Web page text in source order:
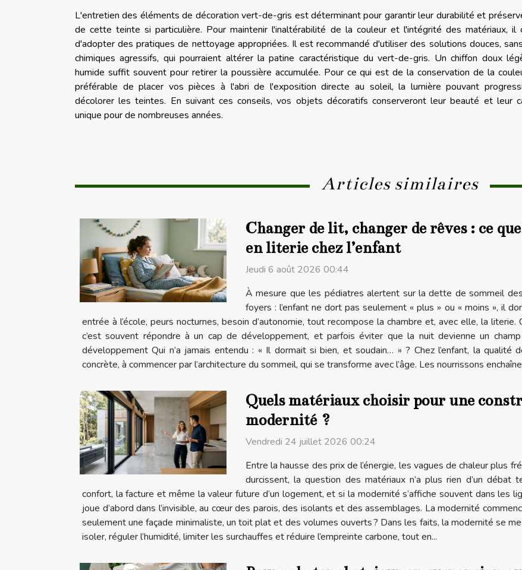
L'entretien des éléments de décoration vert-de-gris est déterminant pour garantir leur durabilité et
de cette teinte si particulière. Pour maintenir l'inaltérabilité de la couleur et l'intégrité des matériaux, il
d'adopter des pratiques de nettoyage appropriées. Il est recommandé d'utiliser des solutions douces,
chimiques agressifs, qui pourraient altérer la patine caractéristique du vert-de-gris. Un chiffon doux
humide suffit souvent pour retirer la poussière accumulée. Pour ce qui est de la conservation de la
préférable de placer vos pièces à l'abri de l'exposition directe au soleil, la lumière pouvant
décolorer les teintes. En suivant ces conseils, vos objets décoratifs conserveront leur beauté et leur
unique pour de nombreuses années.
Articles similaires
Changer de lit, changer de rêves : ce
en literie chez l’enfant
Jeudi 6 août 2026 00:44
À mesure que les pédiatres alertent sur la dette de sommeil
foyers : l’enfant ne dort pas seulement « plus » ou « moins », il
entrée à l’école, peurs nocturnes, besoin d’autonomie, tout recompose la chambre et, avec elle, la literie.
c’est souvent répondre à un cap de développement, et parfois éviter que la nuit devienne un
développement Qui n’a jamais entendu : « Il dormait si bien, et soudain… » ? Chez l’enfant, la qualité
concrète, à commencer par l’architecture du sommeil, qui se transforme avec l’âge. Les nourrissons
Quels matériaux choisir pour une
modernité ?
Vendredi 24 juillet 2026 00:24
Entre la hausse des prix de l’énergie, les vagues de chaleur plus
durcissent, la question des matériaux n’a plus rien d’un
confort, la facture et même la valeur future d’un logement, et si la modernité s’affiche souvent dans les
joue d’abord dans l’invisible, au cœur des parois, des isolants et des assemblages. La modernité
seulement une façade minimaliste, un toit plat et des volumes ouverts ? Dans les faits, la modernité se
isoler, réguler l’humidité, limiter les surchauffes et réduire l’empreinte carbone, tout en...